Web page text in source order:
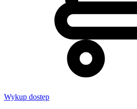
Wykup dostęp